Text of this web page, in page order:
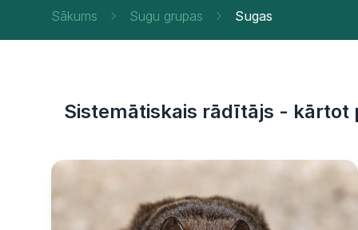
Sākums Sugu grupas Sugas
Sistemātiskais rādītājs - kārtot